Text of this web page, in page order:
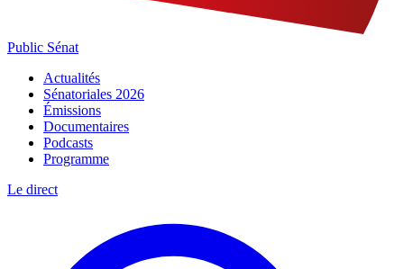
Public Sénat
Actualités
Sénatoriales 2026
Émissions
Documentaires
Podcasts
Programme
Le direct